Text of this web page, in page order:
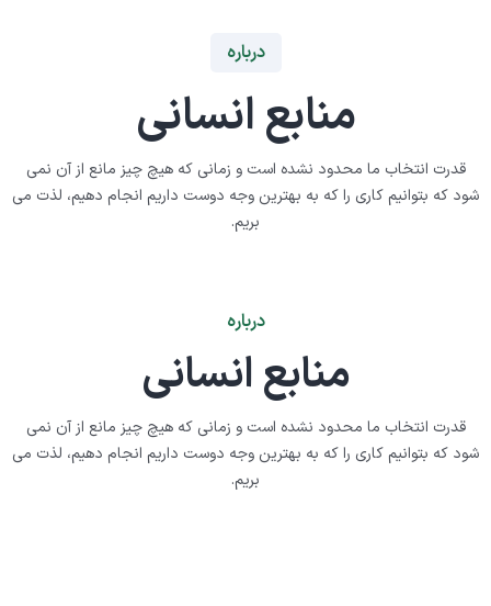
درباره
منابع انسانی
قدرت انتخاب ما محدود نشده است و زمانی که هیچ چیز مانع از آن نمی
شود که بتوانیم کاری را که به بهترین وجه دوست داریم انجام دهیم، لذت می
بریم.
درباره
منابع انسانی
قدرت انتخاب ما محدود نشده است و زمانی که هیچ چیز مانع از آن نمی
شود که بتوانیم کاری را که به بهترین وجه دوست داریم انجام دهیم، لذت می
بریم.